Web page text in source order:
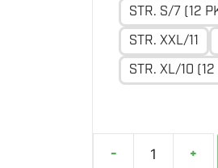
STR. S/7 (12
STR. XXL/11
STR. XL/10 (12
-
MILWAUKEE
+